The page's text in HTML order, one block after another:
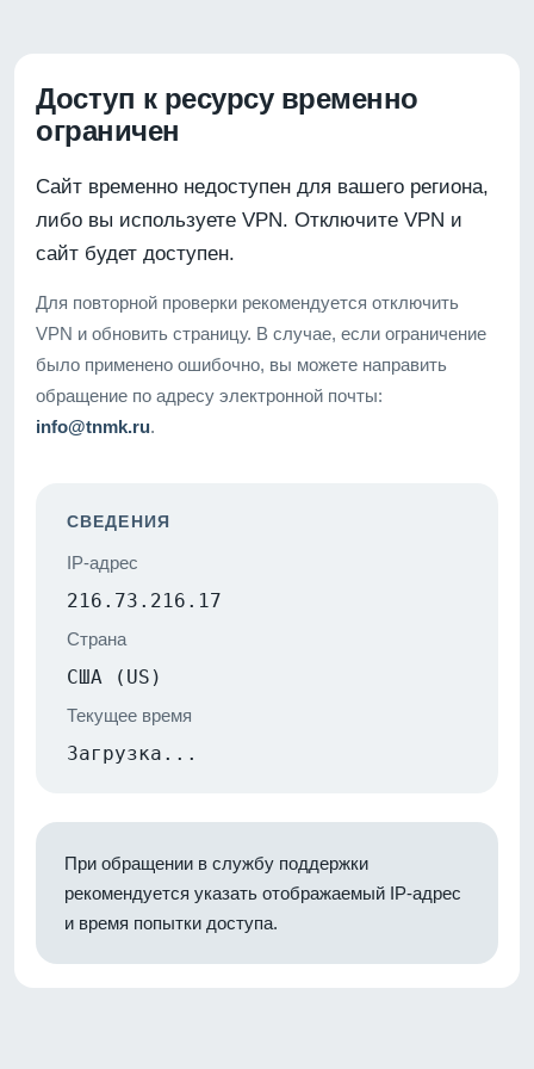
Доступ к ресурсу временно
ограничен
Сайт временно недоступен для вашего региона,
либо вы используете VPN. Отключите VPN и
сайт будет доступен.
Для повторной проверки рекомендуется отключить
VPN и обновить страницу. В случае, если ограничение
было применено ошибочно, вы можете направить
обращение по адресу электронной почты:
info@tnmk.ru.
СВЕДЕНИЯ
IP-адрес
216.73.216.17
Страна
США (US)
Текущее время
Загрузка...
При обращении в службу поддержки
рекомендуется указать отображаемый IP-адрес
и время попытки доступа.